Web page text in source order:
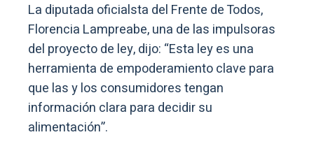
La diputada oficialsta del Frente de Todos,
Florencia Lampreabe, una de las impulsoras
del proyecto de ley, dijo: “Esta ley es una
herramienta de empoderamiento clave para
que las y los consumidores tengan
información clara para decidir su
alimentación”.